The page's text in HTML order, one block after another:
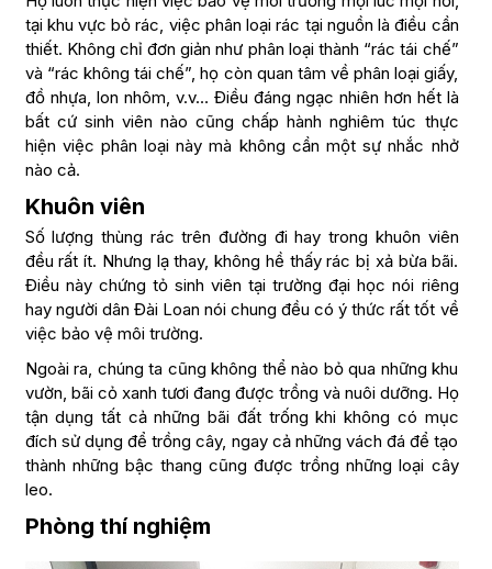
tại khu vực bỏ rác, việc phân loại rác tại nguồn là điều cần
thiết. Không chỉ đơn giản như phân loại thành “rác tái chế”
và “rác không tái chế”, họ còn quan tâm về phân loại giấy,
đồ nhựa, lon nhôm, v.v… Điều đáng ngạc nhiên hơn hết là
bất cứ sinh viên nào cũng chấp hành nghiêm túc thực
hiện việc phân loại này mà không cần một sự nhắc nhở
nào cả.
Khuôn viên
Số lượng thùng rác trên đường đi hay trong khuôn viên
đều rất ít. Nhưng lạ thay, không hề thấy rác bị xả bừa bãi.
Điều này chứng tỏ sinh viên tại trường đại học nói riêng
hay người dân Đài Loan nói chung đều có ý thức rất tốt về
việc bảo vệ môi trường.
Ngoài ra, chúng ta cũng không thể nào bỏ qua những khu
vườn, bãi cỏ xanh tươi đang được trồng và nuôi dưỡng. Họ
tận dụng tất cả những bãi đất trống khi không có mục
đích sử dụng để trồng cây, ngay cả những vách đá để tạo
thành những bậc thang cũng được trồng những loại cây
leo.
Phòng thí nghiệm